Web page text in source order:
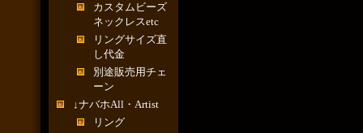
カスタムビーズ
ネックレスetc
リングサイズ直
し代金
別途販売用チェ
ーン
↓ナバホAll・Artist
リング